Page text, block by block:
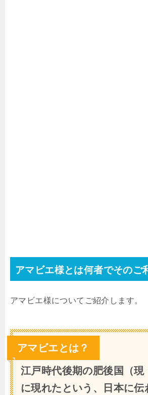
アマビエ様とは何者でそのご
アマビエ様についてご紹介します。
アマビエとは？
江戸時代後期の肥後国（現
に現れたという、日本に伝